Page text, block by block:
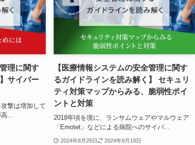
理に関す
サイバー
撃は増加して
...
【医療情報システムの安全管理に関す
るガイドラインを読み解く】 セキュリ
ティ対策マップからみる、脆弱性ポイ
ントと対策
2018年頃を境に、ランサムウェアやマルウェア
「Emotet」などによる病院へのサイバ...
2024年8月25日 2024年9月19日